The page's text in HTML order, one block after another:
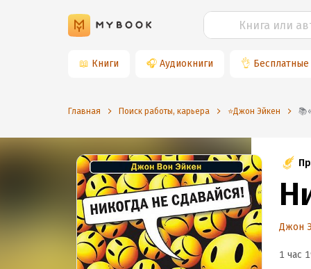
📖 Книги 🎧 Аудиокниги 👌 Бесплатные
Главная Поиск работы, карьера ⭐️Джон Эйкен
Джон
1 час